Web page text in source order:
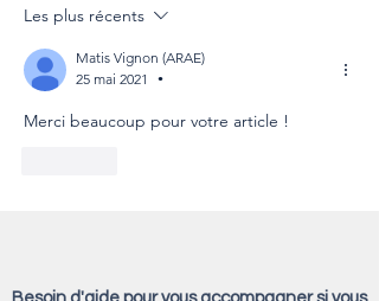
montée en compétences
Les plus récents
Matis Vignon (ARAE)
25 mai 2021
•
Merci beaucoup pour votre article !